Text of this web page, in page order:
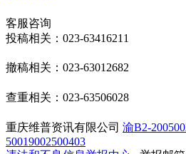
客服咨询
投稿相关：023-63416211
撤稿相关：023-63012682
查重相关：023-63506028
重庆维普资讯有限公司 渝B2-
50019002500403